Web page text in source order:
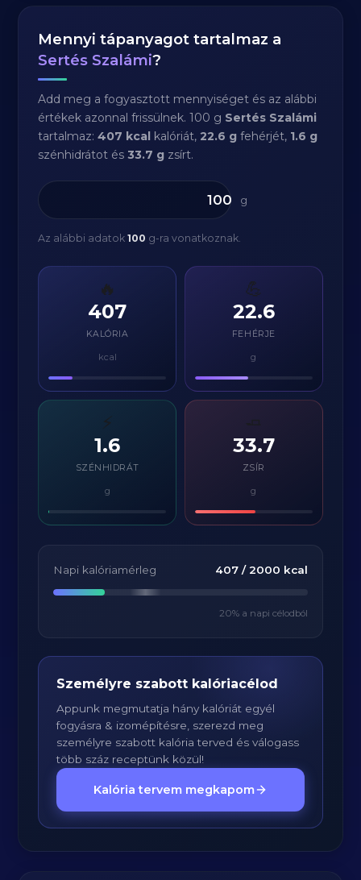
Mennyi tápanyagot tartalmaz a
Sertés Szalámi?
Add meg a fogyasztott mennyiséget és az alábbi
értékek azonnal frissülnek. 100 g Sertés Szalámi
tartalmaz:407 kcal kalóriát,22.6 g fehérjét, 1.6 g
szénhidrátot és33.7 g zsírt.
g
Az alábbi adatok100 g-ra vonatkoznak.
🔥
407
KALÓRIA
kcal
💪
22.6
FEHÉRJE
g
⚡
1.6
SZÉNHIDRÁT
g
33.7
ZSÍR
g
Napi kalóriamérleg 407/ 2000 kcal
20% a napi célodból
Személyre szabott kalóriacélod
Appunk megmutatja hány kalóriát egyél
fogyásra & izomépítésre, szerezd meg
személyre szabott kalória terved és válogass
több száz receptünk közül!
Kalória tervem megkapom